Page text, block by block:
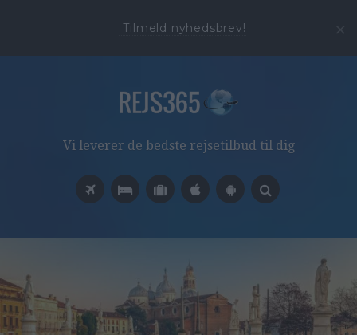
Tilmeld nyhedsbrev!
Vi leverer de bedste rejsetilbud til dig